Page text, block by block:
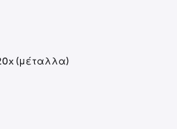
(μέταλλα)